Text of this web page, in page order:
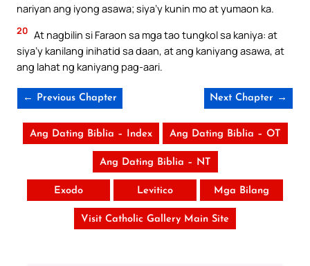
nariyan ang iyong asawa; siya’y kunin mo at yumaon ka.
20 At nagbilin si Faraon sa mga tao tungkol sa kaniya: at
siya’y kanilang inihatid sa daan, at ang kaniyang asawa, at
ang lahat ng kaniyang pag-aari.
← Previous Chapter Next Chapter →
Ang Dating Biblia – Index Ang Dating Biblia – OT
Ang Dating Biblia – NT
Exodo Levitico Mga Bilang
Visit Catholic Gallery Main Site